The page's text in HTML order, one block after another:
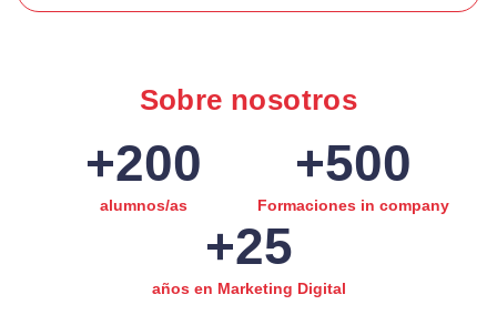
Sobre nosotros
+200
alumnos/as
+500
Formaciones in company
+25
años en Marketing Digital